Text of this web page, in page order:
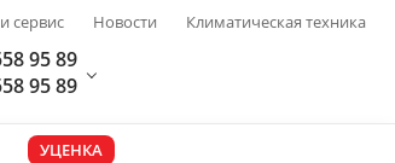
сервис Новости Климатическая техника
95 89
95 89
УЦЕНКА